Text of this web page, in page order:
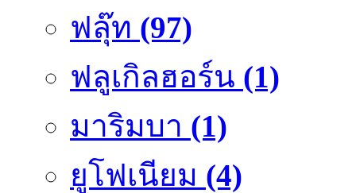
ฟลุ๊ท (97)
ฟลูเกิลฮอร์น (1)
มาริมบา (1)
ยูโฟเนียม (4)